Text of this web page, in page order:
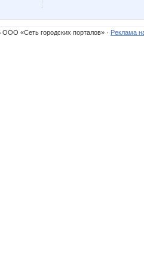
ООО «Сеть городских порталов» · Реклама